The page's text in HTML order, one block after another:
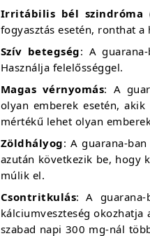
Irritábilis bél szindróma
fogyasztás esetén, ronthat
Szív betegség: A
Használja felelősséggel.
Magas vérnyomás: A
olyan emberek esetén,
mértékű lehet olyan
Zöldhályog: A guarana-
azután következik be, hogy
múlik el.
Csontritkulás: A
kálciumveszteség
szabad napi 300 mg-nál